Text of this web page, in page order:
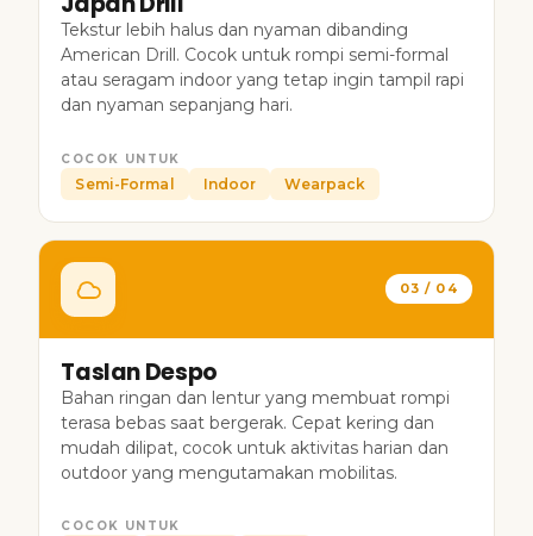
Tekstur lebih halus dan nyaman dibanding
American Drill. Cocok untuk rompi semi-formal
atau seragam indoor yang tetap ingin tampil rapi
dan nyaman sepanjang hari.
COCOK UNTUK
Semi-Formal Indoor Wearpack
03 / 04
Taslan Despo
Bahan ringan dan lentur yang membuat rompi
terasa bebas saat bergerak. Cepat kering dan
mudah dilipat, cocok untuk aktivitas harian dan
outdoor yang mengutamakan mobilitas.
COCOK UNTUK